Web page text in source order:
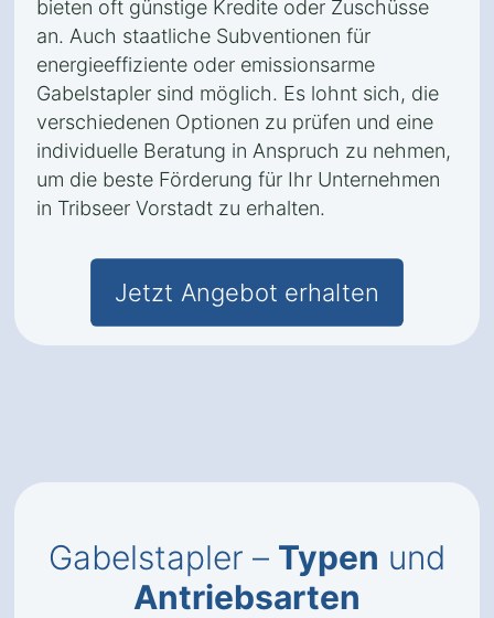
bieten oft günstige Kredite oder Zuschüsse
an. Auch staatliche Subventionen für
energieeffiziente oder emissionsarme
Gabelstapler sind möglich. Es lohnt sich, die
verschiedenen Optionen zu prüfen und eine
individuelle Beratung in Anspruch zu nehmen,
um die beste Förderung für Ihr Unternehmen
in Tribseer Vorstadt zu erhalten.
Jetzt Angebot erhalten
Gabelstapler – Typen und
Antriebsarten